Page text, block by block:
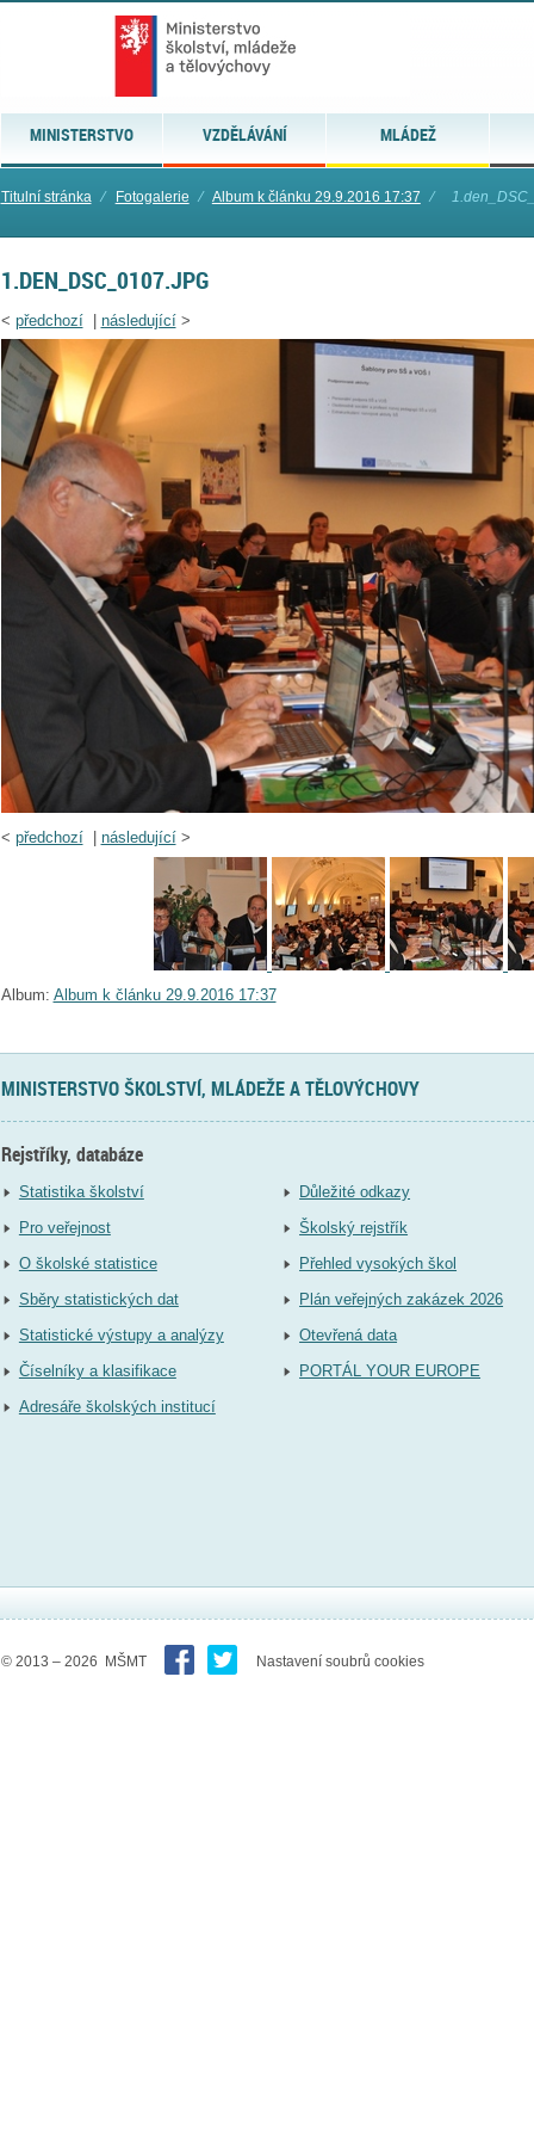
MINISTERSTVO VZDĚLÁVÁNÍ MLÁDEŽ
Titulní stránka ⁄ Fotogalerie ⁄ Album k článku 29.9.2016 17:37 ⁄
1.DEN_DSC_0107.JPG
< předchozí| následující>
< předchozí| následující>
Album: Album k článku 29.9.2016 17:37
MINISTERSTVO ŠKOLSTVÍ, MLÁDEŽE A TĚLOVÝCHOVY
Rejstříky, databáze
Statistika školství
Pro veřejnost
O školské statistice
Sběry statistických dat
Statistické výstupy a analýzy
Číselníky a klasifikace
Adresáře školských institucí
Důležité odkazy
Školský rejstřík
Přehled vysokých škol
Plán veřejných zakázek 2026
Otevřená data
PORTÁL YOUR EUROPE
© 2013 – 2026 MŠMT Nastavení soubrů cookies